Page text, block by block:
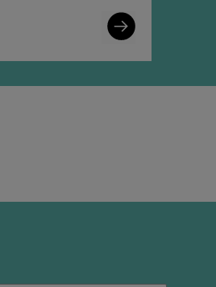
Learn
More